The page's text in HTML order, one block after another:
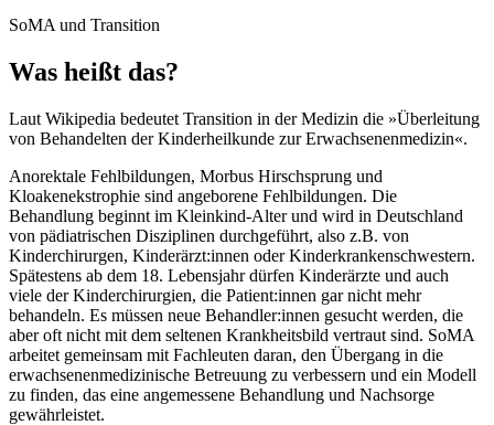
SoMA und Transition
Was heißt das?
Laut Wikipedia bedeutet Transition in der Medizin die »Überleitung
von Behandelten der Kinderheilkunde zur Erwachsenenmedizin«.
Anorektale Fehlbildungen, Morbus Hirschsprung und
Kloakenekstrophie sind angeborene Fehlbildungen. Die
Behandlung beginnt im Kleinkind-Alter und wird in Deutschland
von pädiatrischen Disziplinen durchgeführt, also z.B. von
Kinderchirurgen, Kinderärzt:innen oder Kinderkrankenschwestern.
Spätestens ab dem 18. Lebensjahr dürfen Kinderärzte und auch
viele der Kinderchirurgien, die Patient:innen gar nicht mehr
behandeln. Es müssen neue Behandler:innen gesucht werden, die
aber oft nicht mit dem seltenen Krankheitsbild vertraut sind. SoMA
arbeitet gemeinsam mit Fachleuten daran, den Übergang in die
erwachsenenmedizinische Betreuung zu verbessern und ein Modell
zu finden, das eine angemessene Behandlung und Nachsorge
gewährleistet.